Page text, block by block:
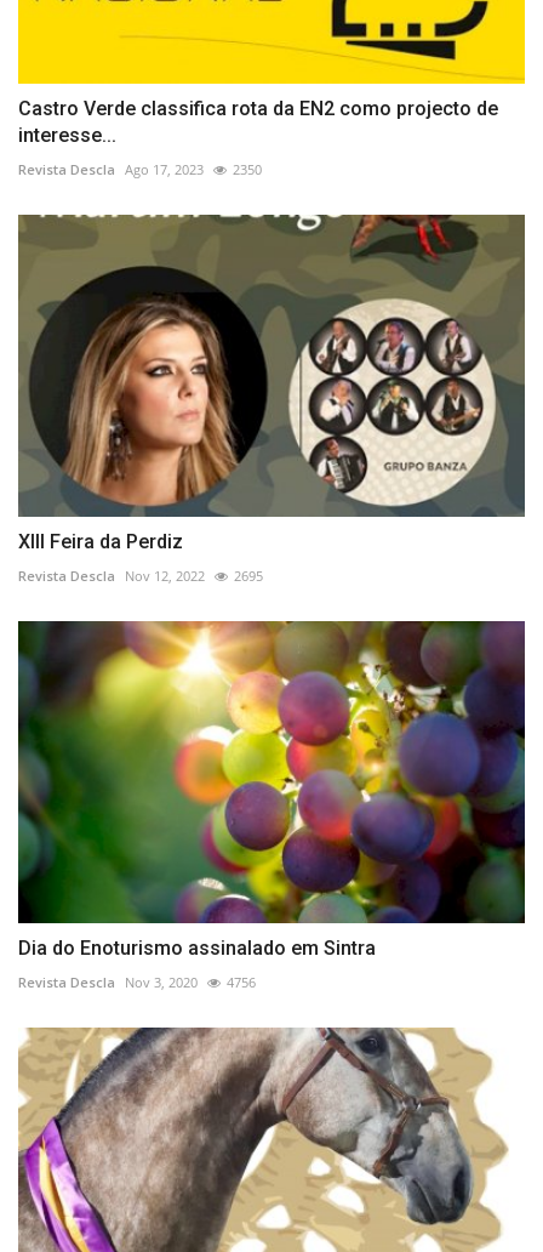
Castro Verde classifica rota da EN2 como projecto de
interesse...
Revista Descla Ago 17, 2023 2350
XIII Feira da Perdiz
Revista Descla Nov 12, 2022 2695
Dia do Enoturismo assinalado em Sintra
Revista Descla Nov 3, 2020 4756